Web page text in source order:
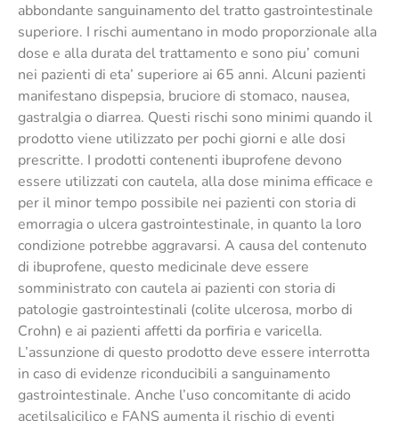
abbondante sanguinamento del tratto gastrointestinale
superiore. I rischi aumentano in modo proporzionale alla
dose e alla durata del trattamento e sono piu’ comuni
nei pazienti di eta’ superiore ai 65 anni. Alcuni pazienti
manifestano dispepsia, bruciore di stomaco, nausea,
gastralgia o diarrea. Questi rischi sono minimi quando il
prodotto viene utilizzato per pochi giorni e alle dosi
prescritte. I prodotti contenenti ibuprofene devono
essere utilizzati con cautela, alla dose minima efficace e
per il minor tempo possibile nei pazienti con storia di
emorragia o ulcera gastrointestinale, in quanto la loro
condizione potrebbe aggravarsi. A causa del contenuto
di ibuprofene, questo medicinale deve essere
somministrato con cautela ai pazienti con storia di
patologie gastrointestinali (colite ulcerosa, morbo di
Crohn) e ai pazienti affetti da porfiria e varicella.
L’assunzione di questo prodotto deve essere interrotta
in caso di evidenze riconducibili a sanguinamento
gastrointestinale. Anche l’uso concomitante di acido
acetilsalicilico e FANS aumenta il rischio di eventi